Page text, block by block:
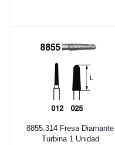
Añadir al carrito
8855.314 Fresa Diamante
Turbina 1 Unidad